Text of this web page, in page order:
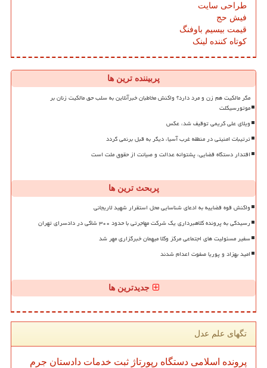
طراحی سایت
فیش حج
قیمت بیسیم باوفنگ
کوتاه کننده لینک
پربیننده ترین ها
مگر مالکیت هم زن و مرد دارد؟ واکنش مخاطبان خبرآنلاین به سلب حق مالکیت زنان بر
موتورسیکلت
ویلای علی کریمی توقیف شد، عکس
ترتیبات امنیتی در منطقه غرب آسیا، دیگر به قبل برنمی گردد
اقتدار دستگاه قضایی، پشتوانه عدالت و صیانت از حقوق ملت است
پربحث ترین ها
واکنش قوه قضاییه به ادعای شناسایی محل استقرار شهید لاریجانی
رسیدگی به پرونده کلاهبرداری یک شرکت مهاجرتی با حدود ۳۰۰ شاکی در دادسرای تهران
سفیر مسئولیت های اجتماعی مرکز وکلا میهمان خبرگزاری مهر شد
امید بهزاد و پوریا صفوت اعدام شدند
جدیدترین ها
تگهای علم عدل
پرونده اسلامی دستگاه رپورتاژ ثبت خدمات دادستان جرم